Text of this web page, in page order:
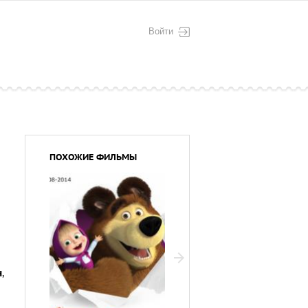
Войти
,
ПОХОЖИЕ ФИЛЬМЫ